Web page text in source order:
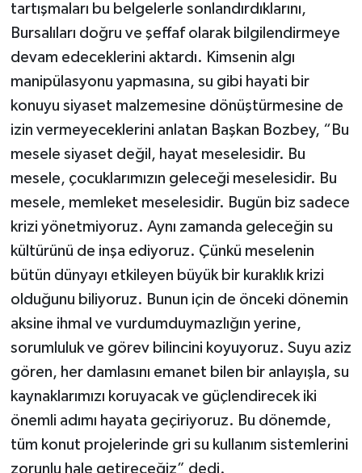
tartışmaları bu belgelerle sonlandırdıklarını,
Bursalıları doğru ve şeffaf olarak bilgilendirmeye
devam edeceklerini aktardı. Kimsenin algı
manipülasyonu yapmasına, su gibi hayati bir
konuyu siyaset malzemesine dönüştürmesine de
izin vermeyeceklerini anlatan Başkan Bozbey, “Bu
mesele siyaset değil, hayat meselesidir. Bu
mesele, çocuklarımızın geleceği meselesidir. Bu
mesele, memleket meselesidir. Bugün biz sadece
krizi yönetmiyoruz. Aynı zamanda geleceğin su
kültürünü de inşa ediyoruz. Çünkü meselenin
bütün dünyayı etkileyen büyük bir kuraklık krizi
olduğunu biliyoruz. Bunun için de önceki dönemin
aksine ihmal ve vurdumduymazlığın yerine,
sorumluluk ve görev bilincini koyuyoruz. Suyu aziz
gören, her damlasını emanet bilen bir anlayışla, su
kaynaklarımızı koruyacak ve güçlendirecek iki
önemli adımı hayata geçiriyoruz. Bu dönemde,
tüm konut projelerinde gri su kullanım sistemlerini
zorunlu hale getireceğiz” dedi.